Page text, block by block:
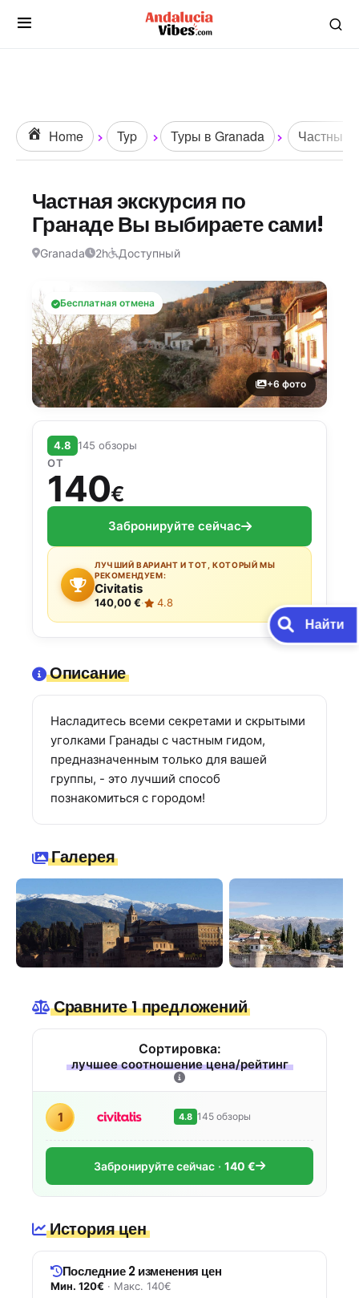
Home Typ Туры в Granada Частные
Частная экскурсия по
Гранаде Вы выбираете сами!
Granada 2h Доступный
Бесплатная отмена
+6 фото
4.8 145 обзоры
ОТ
140€
Забронируйте сейчас
ЛУЧШИЙ ВАРИАНТ И ТОТ, КОТОРЫЙ МЫ
РЕКОМЕНДУЕМ:
Civitatis
140,00 €· 4.8
Описание
Насладитесь всеми секретами и скрытыми
уголками Гранады с частным гидом,
предназначенным только для вашей
группы, - это лучший способ
познакомиться с городом!
Галерея
Сравните 1 предложений
Сортировка:
лучшее соотношение цена/рейтинг
1 4.8 145 обзоры
Забронируйте сейчас 140 €
История цен
Последние 2 изменения цен
Мин. 120€ · Макс. 140€
Найти